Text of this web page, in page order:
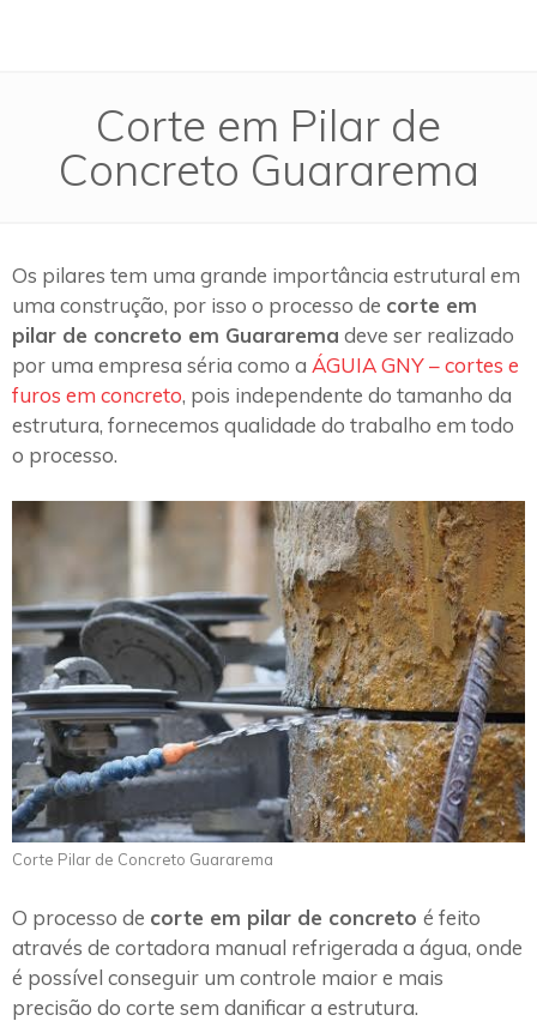
Corte em Pilar de
Concreto Guararema
Os pilares tem uma grande importância estrutural em
uma construção, por isso o processo de corte em
pilar de concreto em Guararema deve ser realizado
por uma empresa séria como a ÁGUIA GNY – cortes e
furos em concreto, pois independente do tamanho da
estrutura, fornecemos qualidade do trabalho em todo
o processo.
Corte Pilar de Concreto Guararema
O processo de corte em pilar de concreto é feito
através de cortadora manual refrigerada a água, onde
é possível conseguir um controle maior e mais
precisão do corte sem danificar a estrutura.